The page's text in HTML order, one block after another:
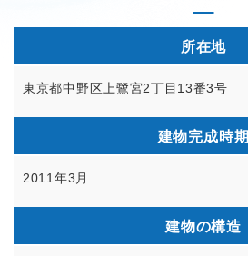
所在地
東京都中野区上鷺宮2丁目13番3号
建物完成時期
2011年3月
建物の構造